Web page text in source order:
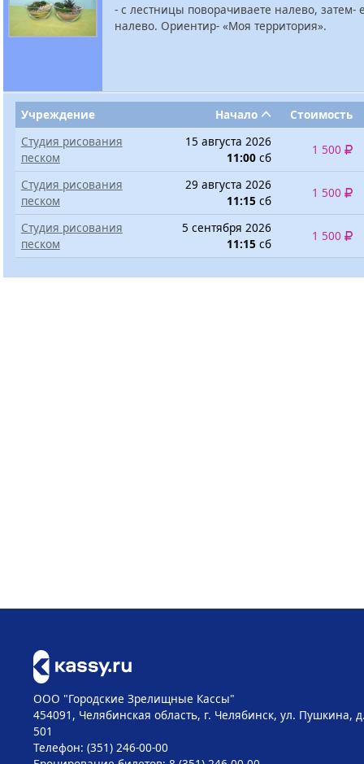
- с лестницы поворачиваете налево, затем-
налево. Ориентир- «Моя территория».
Учреждение Начало
Стоимость
Студия рисования
песком
15 августа 2026
11:00 сб
1 500
Студия рисования
песком
29 августа 2026
11:15 сб
1 500
Студия рисования
песком
5 сентября 2026
11:15 сб
1 500
ООО "Городские Зрелищные Кассы"
454091, Челябинская область, г. Челябинск, ул. Пушкина,
501
Телефон: (351) 246-00-00